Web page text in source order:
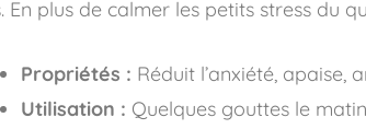
En plus de calmer les petits stress du
Propriétés : Réduit l’anxiété, apaise,
Utilisation : Quelques gouttes le